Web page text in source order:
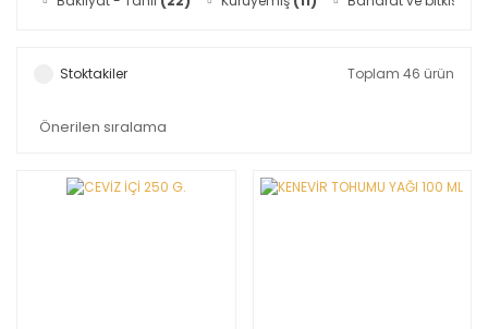
Stoktakiler Toplam 46 ürün